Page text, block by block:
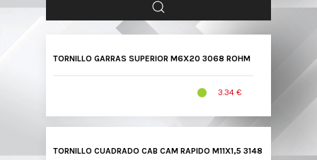
TORNILLO GARRAS SUPERIOR M6X20 3068 ROHM
3.34 €
TORNILLO CUADRADO CAB CAM RAPIDO M11X1,5 3148 SRW